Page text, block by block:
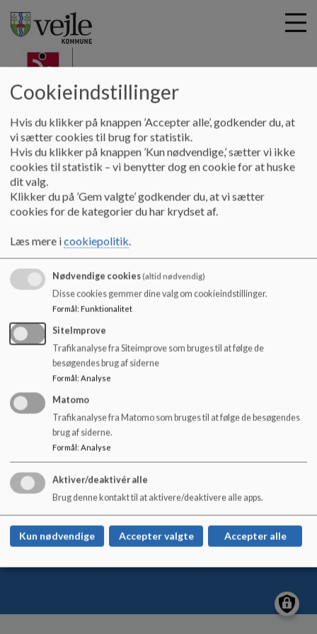
i
Øster Starup Skole
Kontakt Administration
Administration
Tina Krogh Sørensen
Mail:tinks@vejle.dk
Tlf. 76 81 40 60
Øster Starup Skole
Ådalsvej 66, Gravens, 6040 Egtved
tinks@vejle.dk
+45 76 81 40 60
EAN NR.
Sitemap
Cookieindstillinger
Hvis du klikker på knappen ’Accepter alle’, godkender du, at
vi sætter cookies til brug for statistik.
Hvis du klikker på knappen ’Kun nødvendige,’ sætter vi ikke
cookies til statistik – vi benytter dog en cookie for at huske
dit valg.
Klikker du på ’Gem valgte’ godkender du, at vi sætter
cookies for de kategorier du har krydset af.
Læs mere icookiepolitik.
Nødvendige cookies(altid nødvendig)
Disse cookies gemmer dine valg om cookieindstillinger.
Formål: Funktionalitet
SiteImprove
Trafikanalyse fra Siteimprove som bruges til at følge de
besøgendes brug af siderne
Formål: Analyse
Matomo
Trafikanalyse fra Matomo som bruges til at følge de besøgendes
brug af siderne.
Formål: Analyse
Aktiver/deaktivér alle
Brug denne kontakt til at aktivere/deaktivere alle apps.
Kun nødvendige Accepter valgte Accepter alle